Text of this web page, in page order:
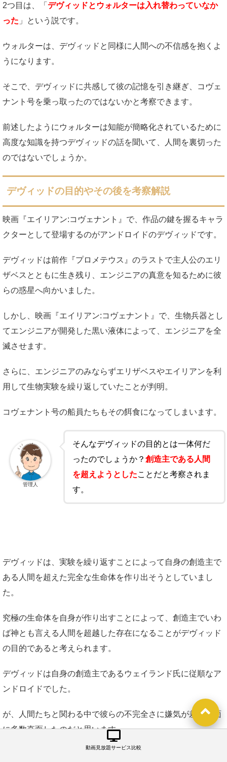
2つ目は、「 デヴィッドとウォルターは入れ替わっていなか
った 」という説です。
ウォルターは、デヴィッドと同様に人間への不信感を抱くよ
うになります。
そこで、デヴィッドに共感して彼の記憶を引き継ぎ、コヴェ
ナント号を乗っ取ったのではないかと考察できます。
前述したようにウォルターは知能が簡略化されているために
高度な知識を持つデヴィッドの話を聞いて、人間を裏切った
のではないでしょうか。
デヴィッドの目的やその後を考察解説
映画『エイリアン:コヴェナント』で、作品の鍵を握るキャラ
クターとして登場するのがアンドロイドのデヴィッドです。
デヴィッドは前作『プロメテウス』のラストで主人公のエリ
ザベスとともに生き残り、エンジニアの真意を知るために彼
らの惑星へ向かいました。
しかし、映画『エイリアン:コヴェナント』で、生物兵器とし
てエンジニアが開発した黒い液体によって、エンジニアを全
滅させます。
さらに、エンジニアのみならずエリザベスやエイリアンを利
用して生物実験を繰り返していたことが判明。
コヴェナント号の船員たちもその餌食になってしまいます。
そんなデヴィッドの目的とは一体何だ
ったのでしょうか？ 創造主である人間
を超えようとしたことだと考察されま
す。
管理人
デヴィッドは、実験を繰り返すことによって自身の創造主で
ある人間を超えた完全な生命体を作り出そうとしていまし
た。
究極の生命体を自身が作り出すことによって、創造主でいわ
ば神とも言える人間を超越した存在になることがデヴィッド
の目的であると考えられます。
デヴィッドは自身の創造主であるウェイランド氏に従順なア
ンドロイドでした。
が、人間たちと関わる中で彼らの不完全さに嫌気が差す場面
に多数直面したのだと思います。
動画見放題サービス比較